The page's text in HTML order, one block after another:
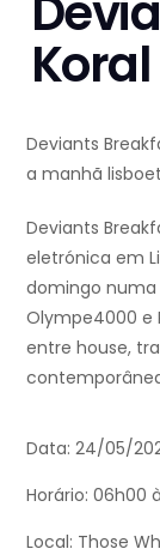
Koral
Deviants
a manhã
Deviants
eletrónica em
domingo numa
Olympe4000 e
entre house,
Data: 24/05/
Horário: 06h00
Local: Those